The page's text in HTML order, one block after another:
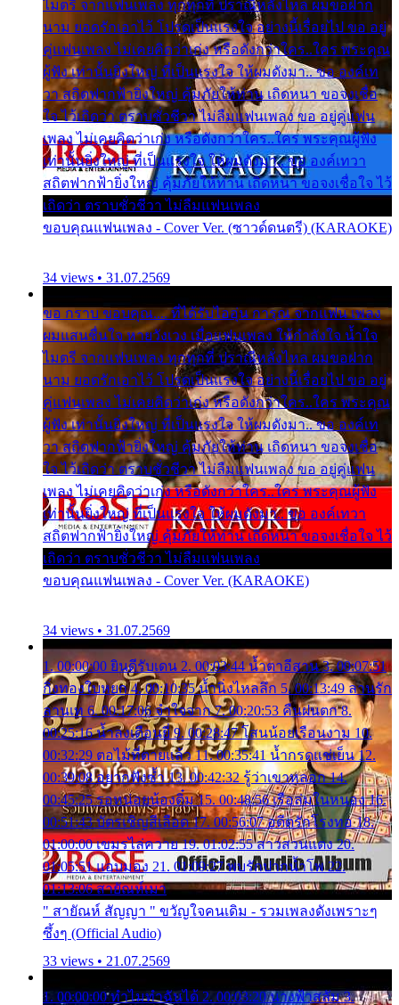
ไมตรี จากแฟนเพลง ทุกทุกที่ ปราณีหลั่งไหล ผมขอฝาก
นาม ยอดรักเอาไว้ โปรดเป็นแรงใจ อย่างนี้เรื่อยไป ขอ อยู่
คู่แฟนเพลง ไม่เคยคิดว่าเก่ง หรือดังกว่าใคร..ใคร พระคุณ
ผู้ฟัง เท่านั้นยิ่งใหญ่ ที่เป็นแรงใจ ให้ผมดังมา.. ขอ องค์เท
วา สถิตฟากฟ้ายิ่งใหญ่ คุ้มภัยให้ท่าน เถิดหนา ขอจงเชื่อ
ใจ ไว้เถิดว่า ตราบชั่วชีวา ไม่ลืมแฟนเพลง ขอ อยู่คู่แฟน
เพลง ไม่เคยคิดว่าเก่ง หรือดังกว่าใคร..ใคร พระคุณผู้ฟัง
เท่านั้นยิ่งใหญ่ ที่เป็นแรงใจ ให้ผมดังมา.. ขอ องค์เทวา
สถิตฟากฟ้ายิ่งใหญ่ คุ้มภัยให้ท่าน เถิดหนา ขอจงเชื่อใจ ไว้
เถิดว่า ตราบชั่วชีวา ไม่ลืมแฟนเพลง
ขอบคุณแฟนเพลง - Cover Ver. (ซาวด์ดนตรี) (KARAOKE)
34 views • 31.07.2569
ขอ กราบ ขอบคุณ.... ที่ได้รับไออุ่น การุณ จากแฟน เพลง
ผมแสนชื่นใจ หายวังเวง เมื่อแฟนเพลง ให้กำลังใจ น้ำใจ
ไมตรี จากแฟนเพลง ทุกทุกที่ ปราณีหลั่งไหล ผมขอฝาก
นาม ยอดรักเอาไว้ โปรดเป็นแรงใจ อย่างนี้เรื่อยไป ขอ อยู่
คู่แฟนเพลง ไม่เคยคิดว่าเก่ง หรือดังกว่าใคร..ใคร พระคุณ
ผู้ฟัง เท่านั้นยิ่งใหญ่ ที่เป็นแรงใจ ให้ผมดังมา.. ขอ องค์เท
วา สถิตฟากฟ้ายิ่งใหญ่ คุ้มภัยให้ท่าน เถิดหนา ขอจงเชื่อ
ใจ ไว้เถิดว่า ตราบชั่วชีวา ไม่ลืมแฟนเพลง ขอ อยู่คู่แฟน
เพลง ไม่เคยคิดว่าเก่ง หรือดังกว่าใคร..ใคร พระคุณผู้ฟัง
เท่านั้นยิ่งใหญ่ ที่เป็นแรงใจ ให้ผมดังมา.. ขอ องค์เทวา
สถิตฟากฟ้ายิ่งใหญ่ คุ้มภัยให้ท่าน เถิดหนา ขอจงเชื่อใจ ไว้
เถิดว่า ตราบชั่วชีวา ไม่ลืมแฟนเพลง
ขอบคุณแฟนเพลง - Cover Ver. (KARAOKE)
34 views • 31.07.2569
1. 00:00:00 ยินดีรับเดน 2. 00:03:44 น้ำตาอีสาน 3. 00:07:51
กิ่งทองใบหยก 4. 00:10:35 น้ำนิ่งไหลลึก 5. 00:13:49 ลานรัก
ลานเท 6. 00:17:06 จำใจจาก 7. 00:20:53 คืนฝนตก 8.
00:25:16 น้ำลงเดือนยี่ 9. 00:28:47 โสนน้อยเรือนงาม 10.
00:32:29 ตอไม้ที่ตายแล้ว 11. 00:35:41 น้ำกรดแช่เย็น 12.
00:39:08 อยากฟังซ้ำ 13. 00:42:32 รู้ว่าเขาหลอก 14.
00:45:25 รอหน่อยน้องติ๋ม 15. 00:48:56 เรือล่มในหนอง 16.
00:51:43 บัตรเชิญสีเลือด 17. 00:56:07 อดีตรักโรงทอ 18.
01:00:00 เขมรไล่ควาย 19. 01:02:55 สาวสวนแตง 20.
01:05:51 แอบมอง 21. 01:09:27 พบรักปากน้ำโพ 22.
01:13:06 สายัณห์เมา
" สายัณห์ สัญญา " ขวัญใจคนเดิม - รวมเพลงดังเพราะๆ
ซึ้งๆ (Official Audio)
33 views • 21.07.2569
1. 00:00:00 ทำไมทำฉันได้ 2. 00:03:20 นางฟ้าสลัม 3.